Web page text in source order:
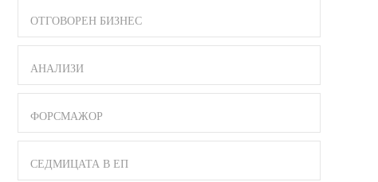
ОТГОВОРЕН БИЗНЕС
АНАЛИЗИ
ФОРСМАЖОР
СЕДМИЦАТА В ЕП